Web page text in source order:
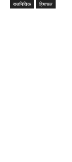
राजनितिक हिमाचल